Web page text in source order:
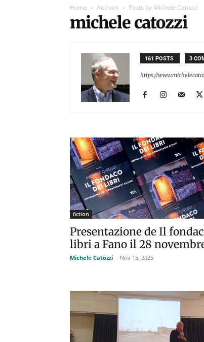
Home Authors Posts by Michele Catozzi
michele catozzi
161 POSTS 3
https://
fiction
Presentazione de Il
libri a Fano il 28
Michele Catozzi - Nov 15, 2025